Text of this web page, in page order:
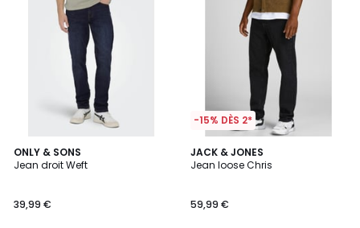
ONLY & SONS
Jean droit Weft
39,99 €
5
/
-15% DÈS 2*
JACK & JONES
Jean loose Chris
59,99 €
4,5
/ 5